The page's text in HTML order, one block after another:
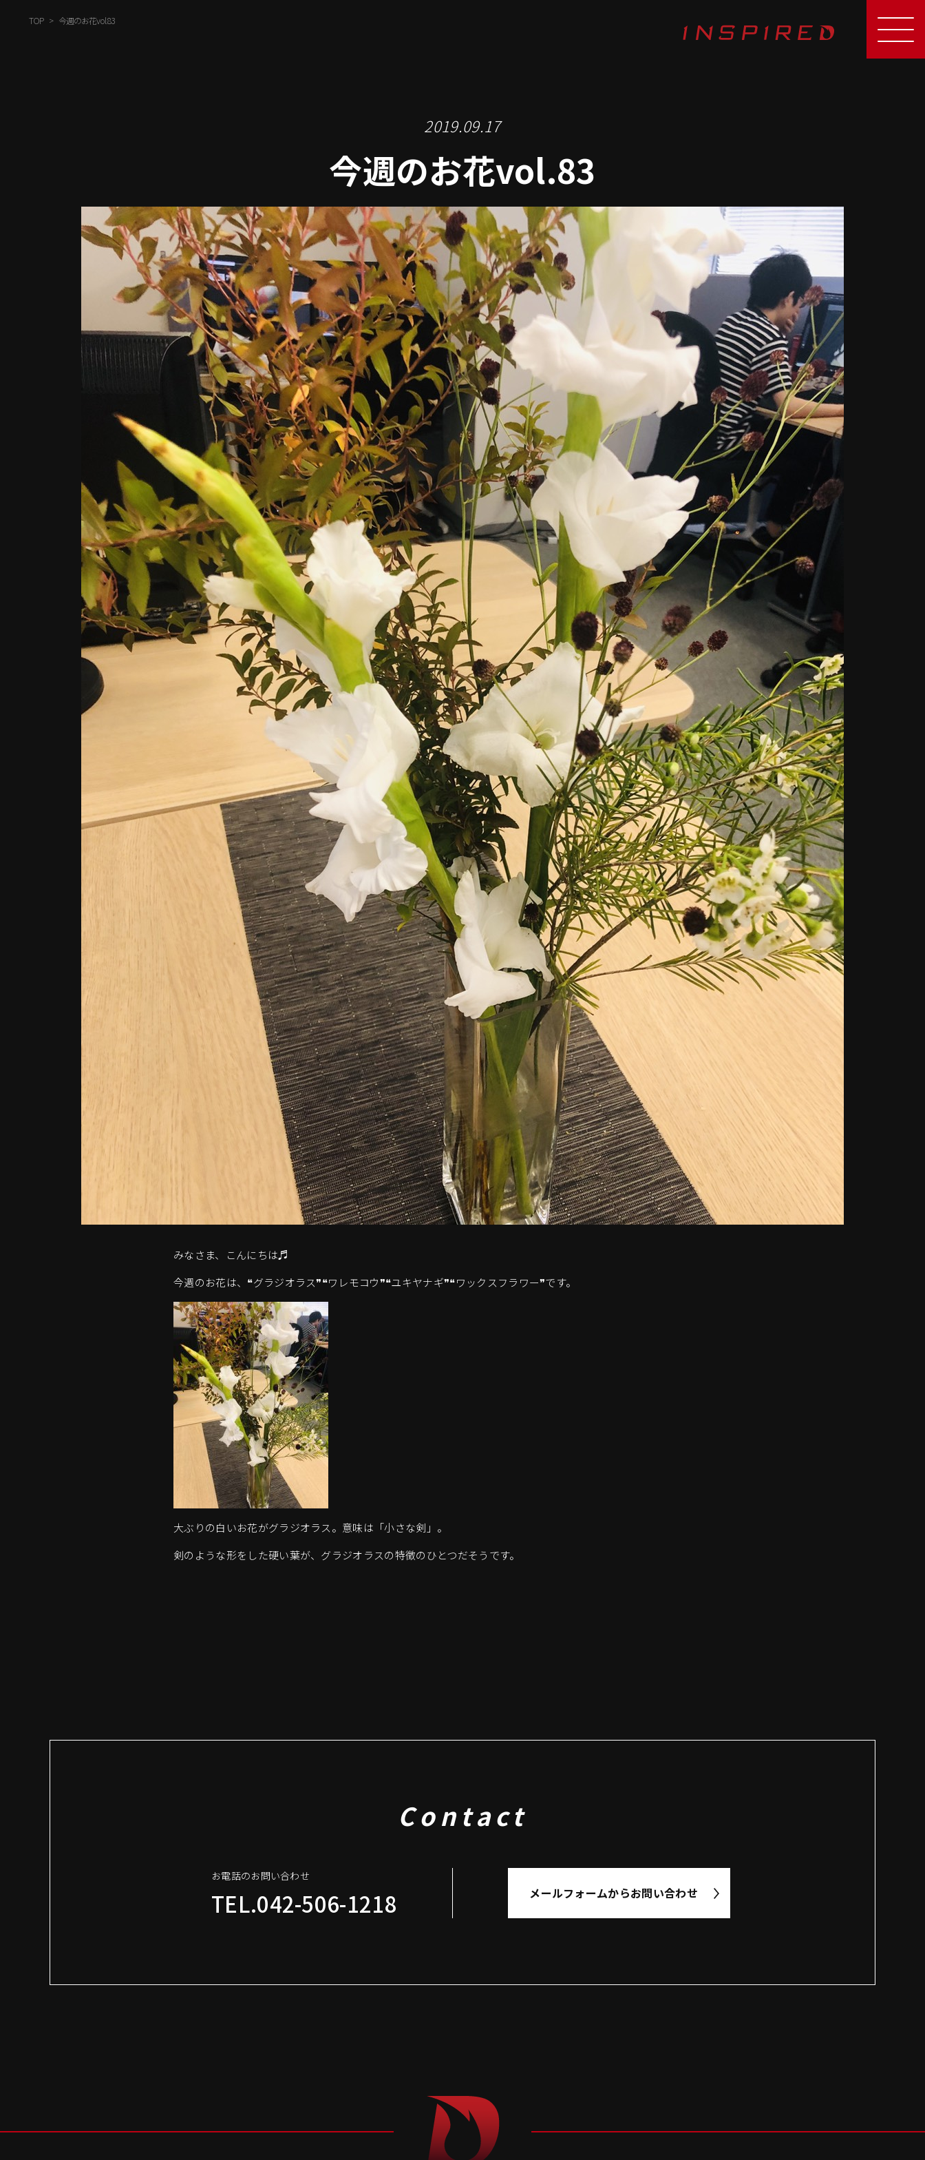
TOP 今週のお花vol.83
2019.09.17
今週のお花vol.83
みなさま、こんにちは♬
今週のお花は、❝グラジオラス❞❝ワレモコウ❞❝ユキヤナギ❞❝ワックスフラワー❞です。
大ぶりの白いお花がグラジオラス。意味は「小さな剣」。
剣のような形をした硬い葉が、グラジオラスの特徴のひとつだそうです。
Contact
お電話のお問い合わせ
TEL.042-506-1218 メールフォームからお問い合わせ